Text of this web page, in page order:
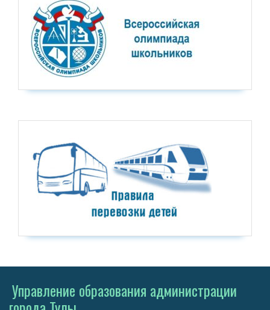
Управление образования администрации